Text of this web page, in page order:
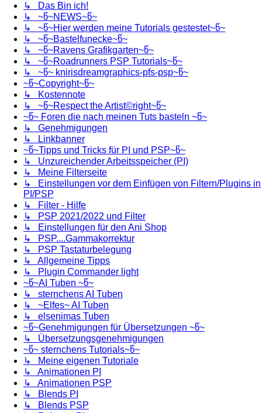
↳ Das Bin ich!
↳ ~წ~NEWS~წ~
↳ ~წ~Hier werden meine Tutorials gestestet~წ~
↳ ~წ~Bastelfunecke~წ~
↳ ~წ~Ravens Grafikgarten~წ~
↳ ~წ~Roadrunners PSP Tutorials~წ~
↳ ~წ~ knirisdreamgraphics-pfs-psp~წ~
~წ~Copyright~წ~
↳ Kostennote
↳ ~წ~Respect the Artist©right~წ~
~წ~ Foren die nach meinen Tuts basteln ~წ~
↳ Genehmigungen
↳ Linkbanner
~წ~Tipps und Tricks für PI und PSP~წ~
↳ Unzureichender Arbeitsspeicher (PI)
↳ Meine Filterseite
↳ Einstellungen vor dem Einfügen von Filtern/Plugins in
PI/PSP
↳ Filter - Hilfe
↳ PSP 2021/2022 und Filter
↳ Einstellungen für den Ani Shop
↳ PSP....Gammakorrektur
↳ PSP Tastaturbelegung
↳ Allgemeine Tipps
↳ Plugin Commander light
~წ~AI Tuben ~წ~
↳ sternchens AI Tuben
↳ ~Elfes~ AI Tuben
↳ elsenimas Tuben
~წ~Genehmigungen für Übersetzungen ~წ~
↳ Übersetzungsgenehmigungen
~წ~ sternchens Tutorials~წ~
↳ Meine eigenen Tutoriale
↳ Animationen PI
↳ Animationen PSP
↳ Blends PI
↳ Blends PSP